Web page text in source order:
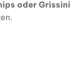
oder Grissini